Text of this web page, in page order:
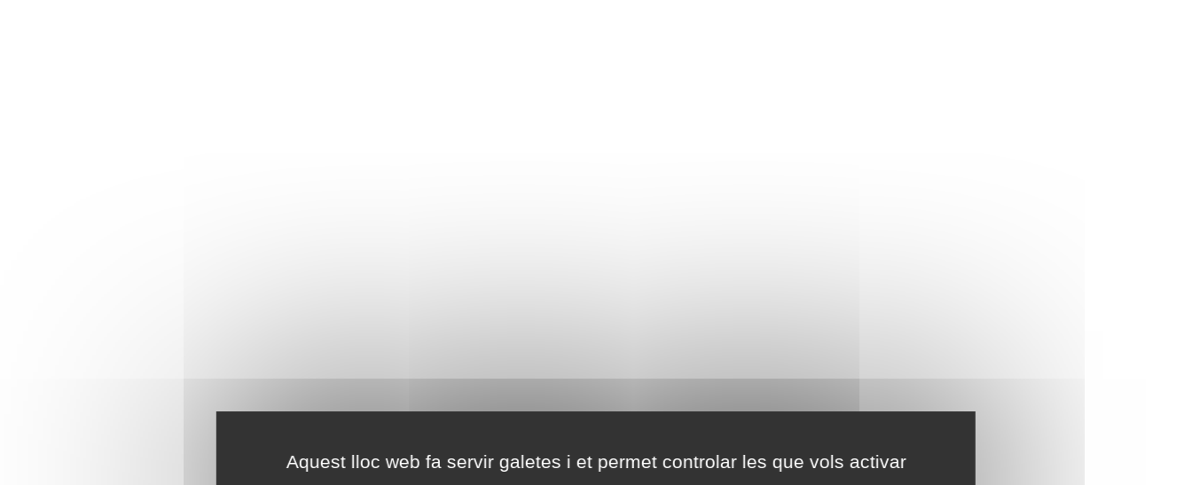
Aquest lloc web fa servir galetes i et permet controlar les que vols activar